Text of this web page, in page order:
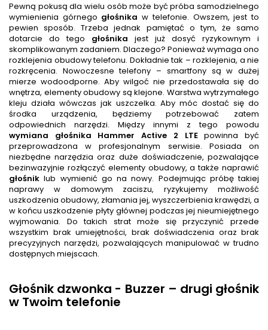
Pewną pokusą dla wielu osób może być próba samodzielnego
wymienienia górnego głośnika w telefonie. Owszem, jest to
pewien sposób. Trzeba jednak pamiętać o tym, że samo
dotarcie do tego głośnika jest już dosyć ryzykownym i
skomplikowanym zadaniem. Dlaczego? Ponieważ wymaga ono
rozklejenia obudowy telefonu. Dokładnie tak – rozklejenia, a nie
rozkręcenia. Nowoczesne telefony – smartfony są w dużej
mierze wodoodporne. Aby wilgoć nie przedostawała się do
wnętrza, elementy obudowy są klejone. Warstwa wytrzymałego
kleju działa wówczas jak uszczelka. Aby móc dostać się do
środka urządzenia, będziemy potrzebować zatem
odpowiednich narzędzi. Między innymi z tego powodu
wymiana głośnika Hammer Active 2 LTEpowinna być
przeprowadzona w profesjonalnym serwisie. Posiada on
niezbędne narzędzia oraz duże doświadczenie, pozwalające
bezinwazyjnie rozłączyć elementy obudowy, a także naprawić
głośnik lub wymienić go na nowy. Podejmując próbę takiej
naprawy w domowym zaciszu, ryzykujemy możliwość
uszkodzenia obudowy, złamania jej, wyszczerbienia krawędzi, a
w końcu uszkodzenie płyty głównej podczas jej nieumiejętnego
wyjmowania. Do takich strat może się przyczynić przede
wszystkim brak umiejętności, brak doświadczenia oraz brak
precyzyjnych narzędzi, pozwalających manipulować w trudno
dostępnych miejscach.
Głośnik dzwonka - Buzzer – drugi głośnik
w Twoim telefonie